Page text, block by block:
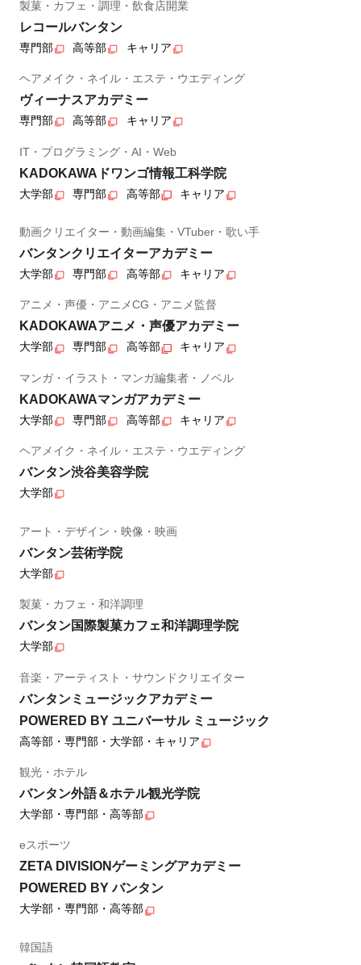
製菓・カフェ・調理・飲食店開業
レコールバンタン
専門部 高等部 キャリア
ヘアメイク・ネイル・エステ・ウエディング
ヴィーナスアカデミー
専門部 高等部 キャリア
IT・プログラミング・AI・Web
KADOKAWAドワンゴ情報工科学院
大学部 専門部 高等部 キャリア
動画クリエイター・動画編集・VTuber・歌い手
バンタンクリエイターアカデミー
大学部 専門部 高等部 キャリア
アニメ・声優・アニメCG・アニメ監督
KADOKAWAアニメ・声優アカデミー
大学部 専門部 高等部 キャリア
マンガ・イラスト・マンガ編集者・ノベル
KADOKAWAマンガアカデミー
大学部 専門部 高等部 キャリア
ヘアメイク・ネイル・エステ・ウエディング
バンタン渋谷美容学院
大学部
アート・デザイン・映像・映画
バンタン芸術学院
大学部
製菓・カフェ・和洋調理
バンタン国際製菓カフェ和洋調理学院
大学部
音楽・アーティスト・サウンドクリエイター
バンタンミュージックアカデミー
POWERED BY ユニバーサル ミュージック
高等部・専門部・大学部・キャリア
観光・ホテル
バンタン外語＆ホテル観光学院
大学部・専門部・高等部
eスポーツ
ZETA DIVISIONゲーミングアカデミー
POWERED BY バンタン
大学部・専門部・高等部
韓国語